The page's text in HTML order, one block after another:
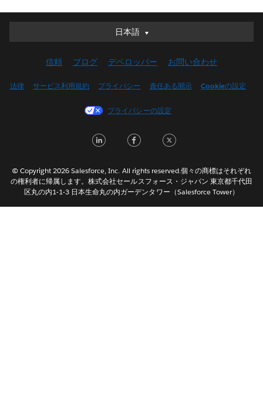
日本語
日本語
English (UK)
Français (Canada)
Italiano
Nederlands
Português
信頼 ブログ デベロッパー お問い合わせ
法律 サービス利用規約 プライバシー 責任ある開示 Cookieの設定
プライバシーの設定
LinkedInFacebook
© Copyright 2026 Salesforce, Inc. All rights reserved.個々の商標はそれぞれ
の権利者に帰属します。株式会社セールスフォース・ジャパン 東京都千代田
区丸の内1-1-3 日本生命丸の内ガーデンタワー（Salesforce Tower）